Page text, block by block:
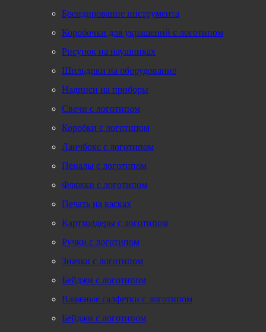
Брендирование инструмента
Коробочки для украшений с логотипом
Рисунок на наушниках
Шильдики на оборудование
Надписи на приборы
Свечи с логотипом
Коробки с логотипом
Ланчбокс с логотипом
Пеналы с логотипом
Фляжки с логотипом
Печать на касках
Картхолдеры с логотипом
Ручки с логотипом
Значки с логотипом
Бейджи с логотипом
Влажные салфетки с логотипом
Бейджи с логотипом